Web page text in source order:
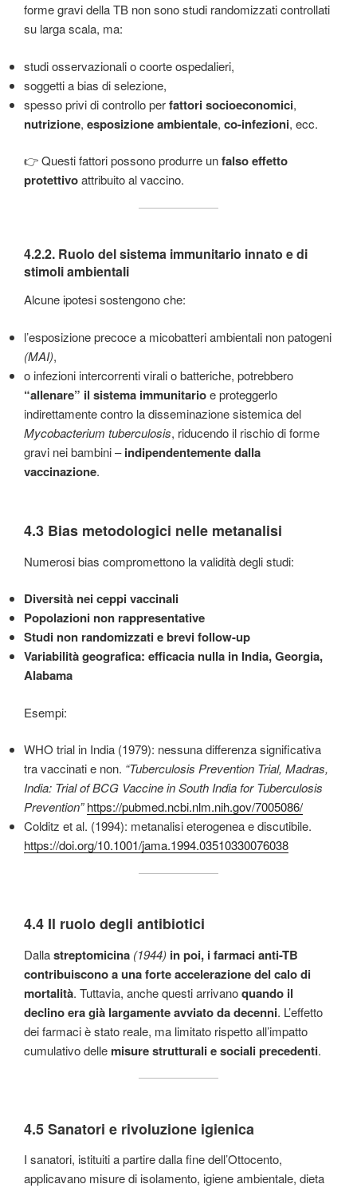
forme gravi della TB non sono studi randomizzati controllati
su larga scala, ma:
studi osservazionali o coorte ospedalieri,
soggetti a bias di selezione,
spesso privi di controllo perfattori socioeconomici,
nutrizione, esposizione ambientale, co-infezioni, ecc.
👉 Questi fattori possono produrre unfalso effetto
protettivoattribuito al vaccino.
4.2.2. Ruolo del sistema immunitario innato e di
stimoli ambientali
Alcune ipotesi sostengono che:
l’esposizione precoce a micobatteri ambientali non patogeni
(MAI),
o infezioni intercorrenti virali o batteriche, potrebbero
“allenare” il sistema immunitarioe proteggerlo
indirettamente contro la disseminazione sistemica del
Mycobacterium tuberculosis, riducendo il rischio di forme
gravi nei bambini –indipendentemente dalla
vaccinazione.
4.3 Bias metodologici nelle metanalisi
Numerosi bias compromettono la validità degli studi:
Diversità nei ceppi vaccinali
Popolazioni non rappresentative
Studi non randomizzati e brevi follow-up
Variabilità geografica: efficacia nulla in India, Georgia,
Alabama
Esempi:
WHO trial in India (1979): nessuna differenza significativa
tra vaccinati e non. “Tuberculosis Prevention Trial, Madras,
India: Trial of BCG Vaccine in South India for Tuberculosis
Prevention” https://pubmed.ncbi.nlm.nih.gov/7005086/
Colditz et al. (1994): metanalisi eterogenea e discutibile.
https://doi.org/10.1001/jama.1994.03510330076038
4.4 Il ruolo degli antibiotici
Dallastreptomicina (1944) in poi, i farmaci anti-TB
contribuiscono a una forte accelerazione del calo di
mortalità. Tuttavia, anche questi arrivanoquando il
declino era già largamente avviatoda decenni. L’effetto
dei farmaci è stato reale, ma limitato rispetto all’impatto
cumulativo delle misure strutturali e sociali precedenti.
4.5 Sanatori e rivoluzione igienica
I sanatori, istituiti a partire dalla fine dell’Ottocento,
applicavano misure di isolamento, igiene ambientale, dieta